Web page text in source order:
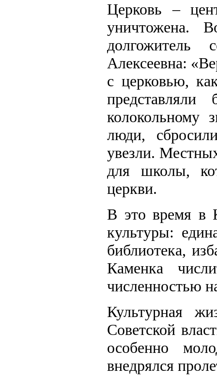
Церковь –
уничтожена.
долгожитель
Алексеевна:
с церковью,
колокольному
люди,
увезли.
для школы,
церкви.
В это время в
культуры:
библиотека,
Каменка
численностью
Культурная
Советской
особенно
внедрялся